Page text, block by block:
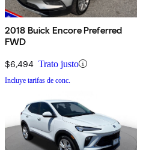
2018 Buick Encore Preferred
FWD
$6,494 Trato justo
Incluye tarifas de conc.